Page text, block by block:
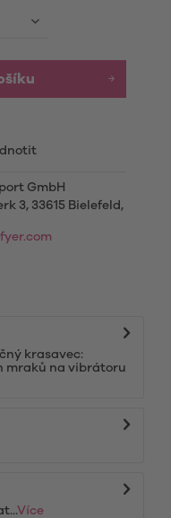
GmbH
3, 33615 Bielefeld,
krasavec:
mraků na vibrátoru
Více